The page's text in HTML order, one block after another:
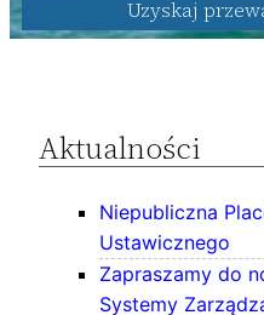
Uzyskaj
Aktualności
Niepubliczna
Ustawicznego
Zapraszamy do
Systemy